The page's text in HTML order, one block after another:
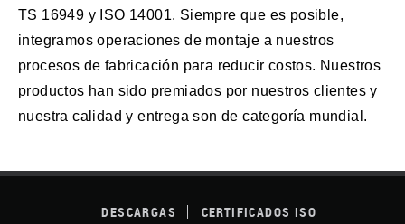
TS 16949 y ISO 14001. Siempre que es posible,
integramos operaciones de montaje a nuestros
procesos de fabricación para reducir costos. Nuestros
productos han sido premiados por nuestros clientes y
nuestra calidad y entrega son de categoría mundial.
DESCARGAS CERTIFICADOS ISO